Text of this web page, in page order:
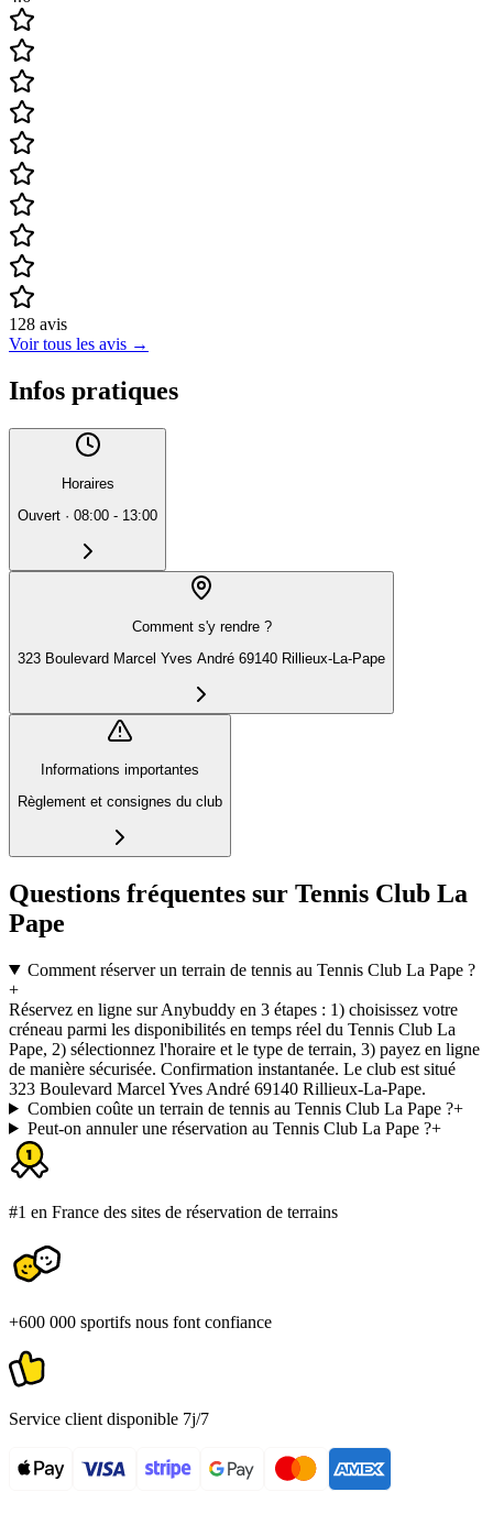
128 avis
Voir tous les avis →
Infos pratiques
Horaires
Ouvert · 08:00 - 13:00
Comment s'y rendre ?
323 Boulevard Marcel Yves André 69140 Rillieux-La-Pape
Informations importantes
Règlement et consignes du club
Questions fréquentes sur Tennis Club La
Pape
Comment réserver un terrain de tennis au Tennis Club La Pape ?
+
Réservez en ligne sur Anybuddy en 3 étapes : 1) choisissez votre
créneau parmi les disponibilités en temps réel du Tennis Club La
Pape, 2) sélectionnez l'horaire et le type de terrain, 3) payez en ligne
de manière sécurisée. Confirmation instantanée. Le club est situé
323 Boulevard Marcel Yves André 69140 Rillieux-La-Pape.
Combien coûte un terrain de tennis au Tennis Club La Pape ?+
Peut-on annuler une réservation au Tennis Club La Pape ?+
#1 en France des sites de réservation de terrains
+600 000 sportifs nous font confiance
Service client disponible 7j/7